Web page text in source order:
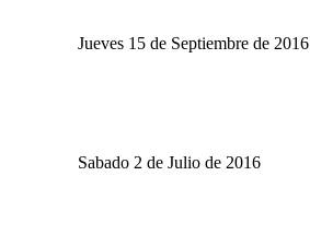
Jueves 15 de Septiembre de 2016
Sabado 2 de Julio de 2016